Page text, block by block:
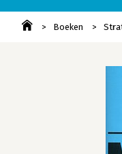
Boeken